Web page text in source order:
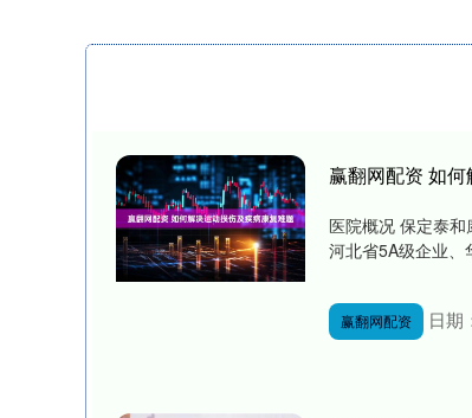
赢翻网配资 如
医院概况 保定泰
河北省5A级企业、
赢翻网配资
日期